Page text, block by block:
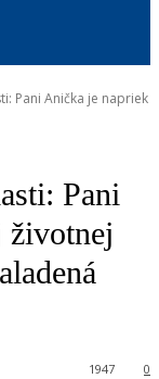
Pani Anička je napriek
Pani
životnej
0
1947